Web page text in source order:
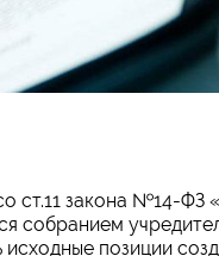
ст.11 закона №14-ФЗ
собранием
позиции